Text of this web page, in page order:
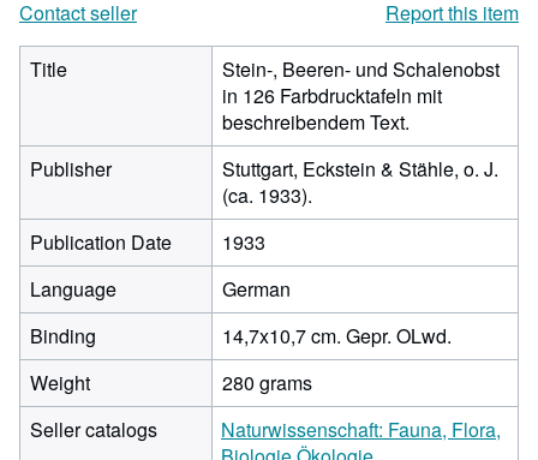
Contact seller
Report this item
Title
Stein-, Beeren- und Schalenobst
in 126 Farbdrucktafeln mit
beschreibendem Text.
Publisher
Stuttgart, Eckstein & Stähle, o. J.
(ca. 1933).
Publication Date
1933
Language
German
Binding
14,7x10,7 cm. Gepr. OLwd.
Weight
280 grams
Seller catalogs
Naturwissenschaft: Fauna, Flora,